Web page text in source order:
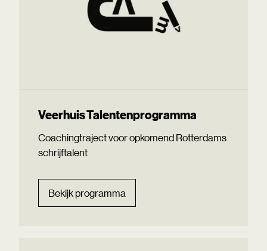
Veerhuis Talentenprogramma
Coachingtraject voor opkomend Rotterdams
schrijftalent
Bekijk programma